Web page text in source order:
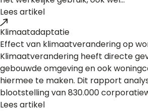
Lees artikel
Klimaatadaptatie
Effect van klimaatverandering op
Klimaatverandering heeft directe
gebouwde omgeving en ook
hiermee te maken. Dit rapport
blootstelling van 830.000
Lees artikel